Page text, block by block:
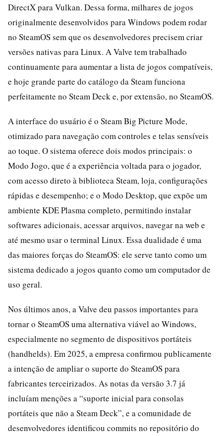
DirectX para Vulkan. Dessa forma, milhares de jogos
originalmente desenvolvidos para Windows podem rodar
no SteamOS sem que os desenvolvedores precisem criar
versões nativas para Linux. A Valve tem trabalhado
continuamente para aumentar a lista de jogos compatíveis,
e hoje grande parte do catálogo da Steam funciona
perfeitamente no Steam Deck e, por extensão, no SteamOS.
A interface do usuário é o Steam Big Picture Mode,
otimizado para navegação com controles e telas sensíveis
ao toque. O sistema oferece dois modos principais: o
Modo Jogo, que é a experiência voltada para o jogador,
com acesso direto à biblioteca Steam, loja, configurações
rápidas e desempenho; e o Modo Desktop, que expõe um
ambiente KDE Plasma completo, permitindo instalar
softwares adicionais, acessar arquivos, navegar na web e
até mesmo usar o terminal Linux. Essa dualidade é uma
das maiores forças do SteamOS: ele serve tanto como um
sistema dedicado a jogos quanto como um computador de
uso geral.
Nos últimos anos, a Valve deu passos importantes para
tornar o SteamOS uma alternativa viável ao Windows,
especialmente no segmento de dispositivos portáteis
(handhelds). Em 2025, a empresa confirmou publicamente
a intenção de ampliar o suporte do SteamOS para
fabricantes terceirizados. As notas da versão 3.7 já
incluíam menções a “suporte inicial para consolas
portáteis que não a Steam Deck”, e a comunidade de
desenvolvedores identificou commits no repositório do